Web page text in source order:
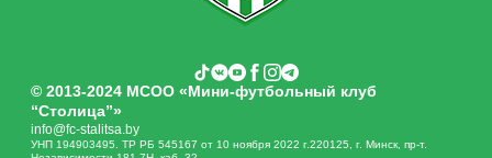
© 2013-2024 МСОО «Мини-футбольный клуб
“Столица”»
info@fc-stalitsa.by
УНП 194903495. ТР РБ 545167 от 10 ноября 2022 г.220125, г. Минск, пр-т.